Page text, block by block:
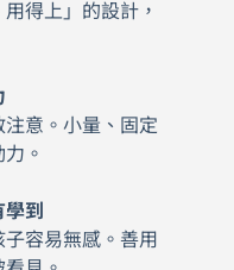
得上」的設計，
意。小量、固定
。
到
容易無感。善用